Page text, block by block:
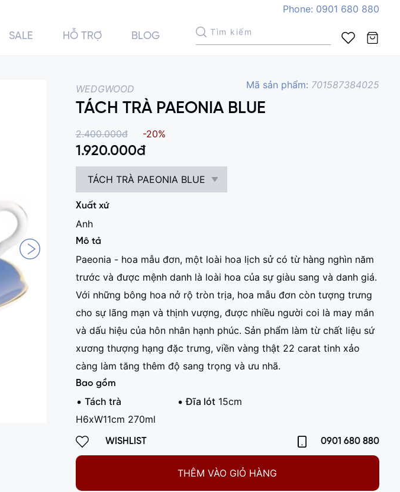
Phone: 0901 680 880
SALE HỖ TRỢ BLOG
0
0
WEDGWOOD Mã sản phẩm: 701587384025
TÁCH TRÀ PAEONIA BLUE
2.400.000đ -20%
1.920.000đ
TÁCH TRÀ PAEONIA BLUE
Xuất xứ
Anh
Mô tả
Paeonia - hoa mẫu đơn, một loài hoa lịch sử có từ hàng nghìn năm
trước và được mệnh danh là loài hoa của sự giàu sang và danh giá.
Với những bông hoa nở rộ tròn trịa, hoa mẫu đơn còn tượng trưng
cho sự lãng mạn và thịnh vượng, được nhiều người coi là may mắn
và dấu hiệu của hôn nhân hạnh phúc. Sản phẩm làm từ chất liệu sứ
xương thượng hạng đặc trưng, viền vàng thật 22 carat tinh xảo
càng làm tăng thêm độ sang trọng và ưu nhã.
Bao gồm
Tách trà
H6xW11cm 270ml
Đĩa lót15cm
WISHLIST 0901 680 880
THÊM VÀO GIỎ HÀNG